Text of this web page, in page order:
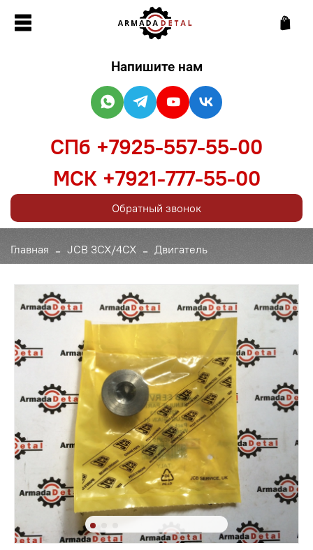
Главная JCB 3CX/4CX Двигатель
Напишите нам
СПб +7925-557-55-00
МСК +7921-777-55-00
Обратный звонок